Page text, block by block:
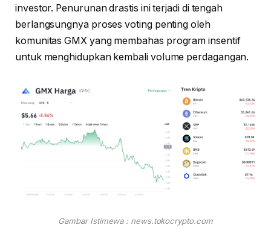
investor. Penurunan drastis ini terjadi di tengah
berlangsungnya proses voting penting oleh
komunitas GMX yang membahas program insentif
untuk menghidupkan kembali volume perdagangan.
Gambar Istimewa : news.tokocrypto.com